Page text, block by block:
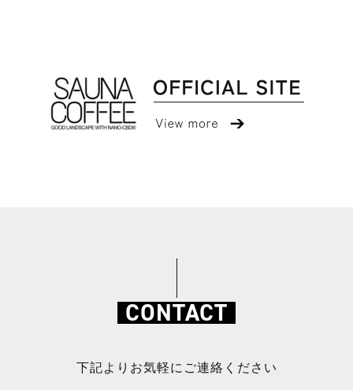
CONTACT
下記よりお気軽にご連絡ください